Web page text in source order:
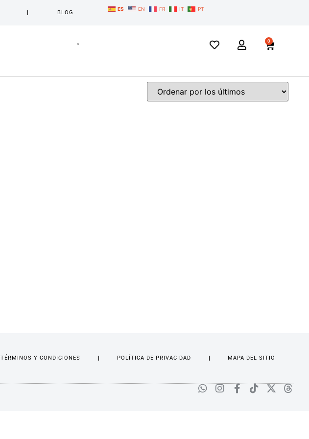
BLOG
ES EN FR IT PT
0
TÉRMINOS Y CONDICIONES POLÍTICA DE PRIVACIDAD MAPA DEL SITIO